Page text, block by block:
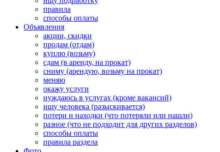
правила
способы оплаты
Объявления
акции, скидки
продам (отдам)
куплю (возьму)
сдам (в аренду, на прокат)
сниму (арендую, возьму на прокат)
меняю
окажу услуги
нуждаюсь в услугах (кроме вакансий)
ищу человека (разыскивается)
потери и находки (что потеряли или нашли)
разное (что не подходит для других разделов)
способы оплаты
правила раздела